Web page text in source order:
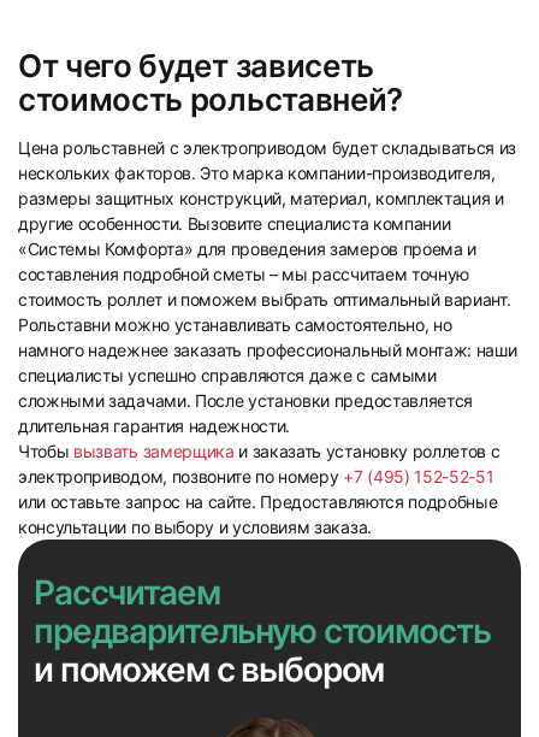
43 44
45 46
47 48
49 50
От чего будет зависеть
стоимость рольставней?
Цена рольставней с электроприводом будет складываться из
нескольких факторов. Это марка компании-производителя,
размеры защитных конструкций, материал, комплектация и
другие особенности. Вызовите специалиста компании
«Системы Комфорта» для проведения замеров проема и
составления подробной сметы – мы рассчитаем точную
стоимость роллет и поможем выбрать оптимальный вариант.
Рольставни можно устанавливать самостоятельно, но
намного надежнее заказать профессиональный монтаж: наши
специалисты успешно справляются даже с самыми
сложными задачами. После установки предоставляется
длительная гарантия надежности.
Чтобы вызвать замерщика и заказать установку роллетов с
электроприводом, позвоните по номеру +7 (495) 152-52-51
или оставьте запрос на сайте. Предоставляются подробные
консультации по выбору и условиям заказа.
Рассчитаем
предварительную стоимость
и поможем с выбором